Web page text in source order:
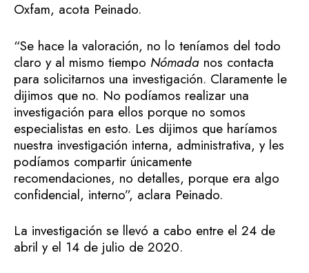
Oxfam, acota Peinado.
“Se hace la valoración, no lo teníamos del todo
claro y al mismo tiempo Nómada nos contacta
para solicitarnos una investigación. Claramente le
dijimos que no. No podíamos realizar una
investigación para ellos porque no somos
especialistas en esto. Les dijimos que haríamos
nuestra investigación interna, administrativa, y les
podíamos compartir únicamente
recomendaciones, no detalles, porque era algo
confidencial, interno”, aclara Peinado.
La investigación se llevó a cabo entre el 24 de
abril y el 14 de julio de 2020.